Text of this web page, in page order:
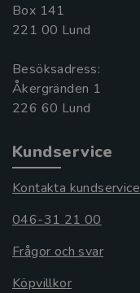
Box 141
221 00 Lund
Besöksadress:
Åkergränden 1
Kundservice
Kontakta kundservice
046-31 21 00
Frågor och svar
Köpvillkor